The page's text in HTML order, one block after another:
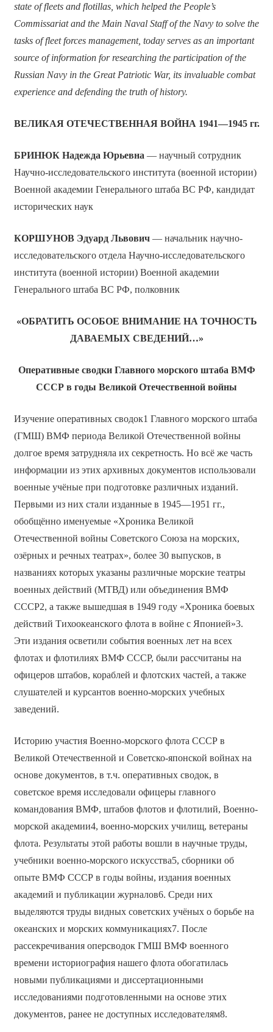
state of fleets and flotillas, which helped the People’s
Commissariat and the Main Naval Staff of the Navy to solve the
tasks of fleet forces management, today serves as an important
source of information for researching the participation of the
Russian Navy in the Great Patriotic War, its invaluable combat
experience and defending the truth of history.
ВЕЛИКАЯ ОТЕЧЕСТВЕННАЯ ВОЙНА 1941—1945 гг.
БРИНЮК Надежда Юрьевна — научный сотрудник
Научно-исследовательского института (военной истории)
Военной академии Генерального штаба ВC РФ, кандидат
исторических наук
КОРШУНОВ Эдуард Львович— начальник научно-
исследовательского отдела Научно-исследовательского
института (военной истории) Военной академии
Генерального штаба ВC РФ, полковник
«ОБРАТИТЬ ОСОБОЕ ВНИМАНИЕ НА ТОЧНОСТЬ
ДАВАЕМЫХ СВЕДЕНИЙ…»
Оперативные сводки Главного морского штаба ВМФ
СССР в годы Великой Отечественной войны
Изучение оперативных сводок1 Главного морского штаба
(ГМШ) ВМФ периода Великой Отечественной войны
долгое время затрудняла их секретность. Но всё же часть
информации из этих архивных документов использовали
военные учёные при подготовке различных изданий.
Первыми из них стали изданные в 1945—1951 гг.,
обобщённо именуемые «Хроника Великой
Отечественной войны Советского Союза на морских,
озёрных и речных театрах», более 30 выпусков, в
названиях которых указаны различные морские театры
военных действий (МТВД) или объединения ВМФ
СССР2, а также вышедшая в 1949 году «Хроника боевых
действий Тихоокеанского флота в войне с Японией»3.
Эти издания осветили события военных лет на всех
флотах и флотилиях ВМФ СССР, были рассчитаны на
офицеров штабов, кораблей и флотских частей, а также
слушателей и курсантов военно-морских учебных
заведений.
Историю участия Военно-морского флота СССР в
Великой Отечественной и Советско-японской войнах на
основе документов, в т.ч. оперативных сводок, в
советское время исследовали офицеры главного
командования ВМФ, штабов флотов и флотилий, Военно-
морской академии4, военно-морских училищ, ветераны
флота. Результаты этой работы вошли в научные труды,
учебники военно-морского искусства5, сборники об
опыте ВМФ СССР в годы войны, издания военных
академий и публикации журналов6. Среди них
выделяются труды видных советских учёных о борьбе на
океанских и морских коммуникациях7. После
рассекречивания оперсводок ГМШ ВМФ военного
времени историография нашего флота обогатилась
новыми публикациями и диссертационными
исследованиями подготовленными на основе этих
документов, ранее не доступных исследователям8.